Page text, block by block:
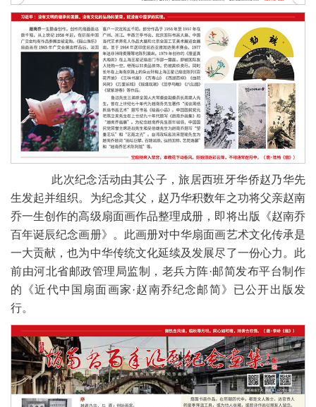
此次纪念活动由其公子，旅居西班牙华侨赵乃华先
生发起并组织。为纪念其父，赵乃华积数年之功将父亲赵南
乔一生创作的高级扇面画作品整理成册，即将出版《赵南乔
百年诞辰纪念画册》。此画册对中华扇面画艺术文化传承是
一大贡献，也为中华传统文化延续及发展尽了一份心力。此
前由河北省邮政管理局监制，老兵方阵·邮简发布平台制作
的《近代中国扇面画家·赵南乔纪念邮简》已公开出版发
行。